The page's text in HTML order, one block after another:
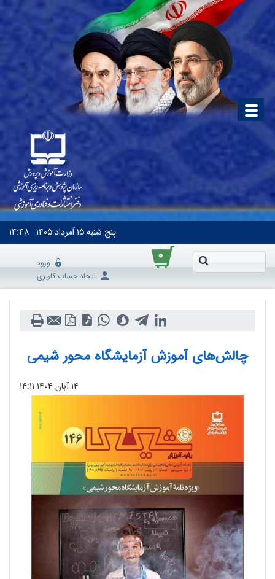
پنج شنبه۱۵ اَمرداد ۱۴۰۵ ۱۴:۴۸
۰
ورود
ایجاد حساب کاربری
چالش‌های آموزش آزمایشگاه محور شیمی
۱۴ آبان ۱۴۰۴ ۱۴:۱۱